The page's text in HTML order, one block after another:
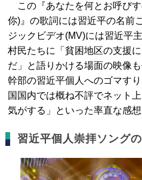
この『あなたを何とお呼び
你)』の歌詞には習近平の名前
ジックビデオ(MV)には習近平
村民たちに「貧困地区の支援
だ」と語りかける場面の映像
幹部の習近平個人へのゴマす
国国内では概ね不評でネット
気がする」といった率直な感想
習近平個人崇拝ソング